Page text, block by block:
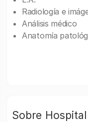
Radiología e
Análisis médico
Anatomía
Sobre